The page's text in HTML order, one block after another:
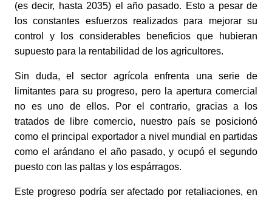
(es decir, hasta 2035) el año pasado. Esto a pesar de
los constantes esfuerzos realizados para mejorar su
control y los considerables beneficios que hubieran
supuesto para la rentabilidad de los agricultores.
Sin duda, el sector agrícola enfrenta una serie de
limitantes para su progreso, pero la apertura comercial
no es uno de ellos. Por el contrario, gracias a los
tratados de libre comercio, nuestro país se posicionó
como el principal exportador a nivel mundial en partidas
como el arándano el año pasado, y ocupó el segundo
puesto con las paltas y los espárragos.
Este progreso podría ser afectado por retaliaciones, en